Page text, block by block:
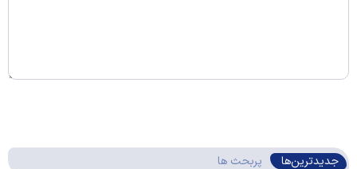
جدیدترین‌ها پربحث ها